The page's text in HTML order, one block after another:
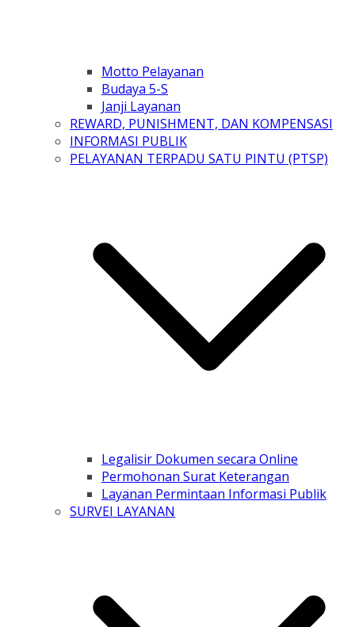
Motto Pelayanan
Budaya 5-S
Janji Layanan
REWARD, PUNISHMENT, DAN KOMPENSASI
INFORMASI PUBLIK
PELAYANAN TERPADU SATU PINTU (PTSP)
Legalisir Dokumen secara Online
Permohonan Surat Keterangan
Layanan Permintaan Informasi Publik
SURVEI LAYANAN